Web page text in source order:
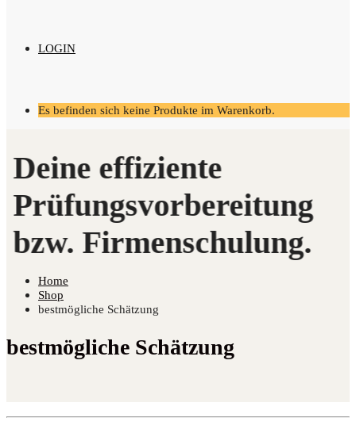
LOGIN
Es befinden sich keine Produkte im Warenkorb.
Home
Shop
bestmögliche Schätzung
bestmögliche Schätzung